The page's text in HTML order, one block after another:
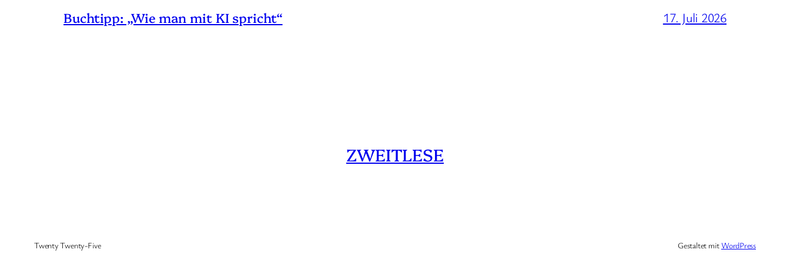
Buchtipp: „Wie man mit KI spricht“ 17. Juli 2026
ZWEITLESE
Twenty Twenty-Five Gestaltet mitWordPress